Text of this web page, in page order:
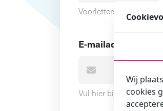
Voorletters
E-mailadres
Vul hier bij voorkeur
Wij
cookies